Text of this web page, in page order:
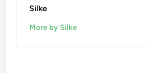
Silke
More by Silke